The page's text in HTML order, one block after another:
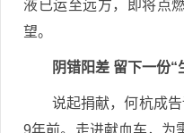
液已运至远方，即将点
望。
阴错阳差 留下一份“
说起捐献，何杭成
9年前。走进献血车，为